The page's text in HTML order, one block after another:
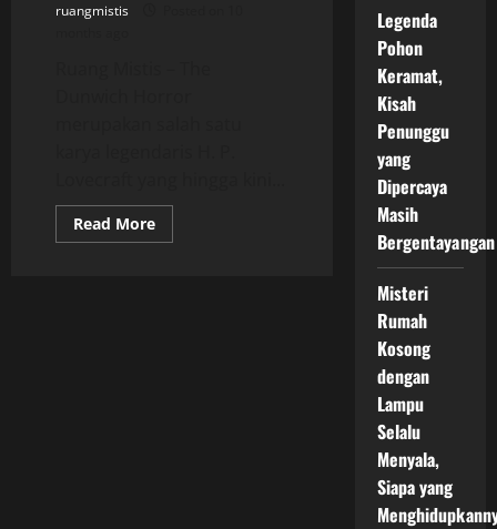
ruangmistis
Read MoreRead
more
Legenda
Pohon
Keramat,
Kisah
Penunggu
yang
Dipercaya
Masih
Bergentayangan
Misteri
Rumah
Kosong
dengan
Lampu
Selalu
Menyala,
Siapa yang